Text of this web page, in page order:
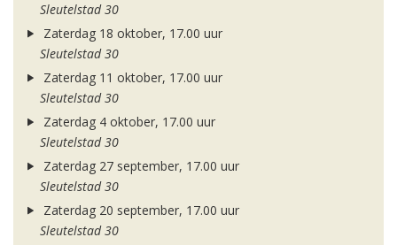
Sleutelstad 30
Zaterdag 18 oktober, 17.00 uur
Sleutelstad 30
Zaterdag 11 oktober, 17.00 uur
Sleutelstad 30
Zaterdag 4 oktober, 17.00 uur
Sleutelstad 30
Zaterdag 27 september, 17.00 uur
Sleutelstad 30
Zaterdag 20 september, 17.00 uur
Sleutelstad 30